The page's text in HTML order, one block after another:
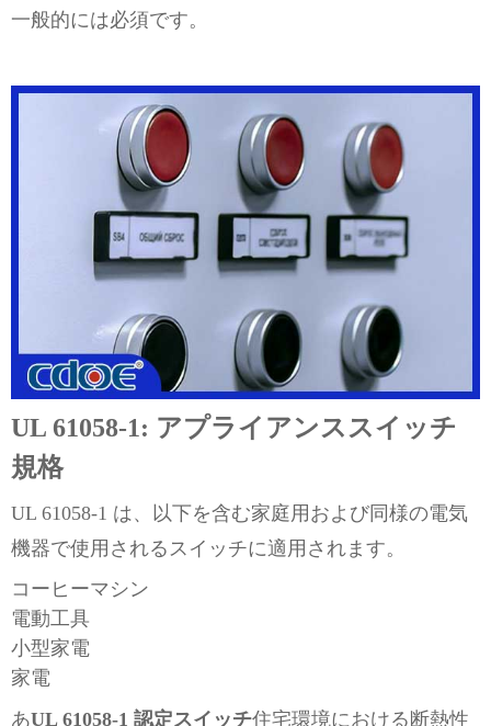
一般的には必須です。
UL 61058-1: アプライアンススイッチ
規格
UL 61058-1 は、以下を含む家庭用および同様の電気
機器で使用されるスイッチに適用されます。
コーヒーマシン
電動工具
小型家電
家電
あUL 61058-1 認定スイッチ住宅環境における断熱性